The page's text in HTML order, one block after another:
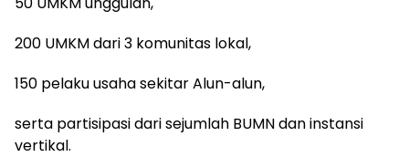
200 UMKM dari 3 komunitas lokal,
150 pelaku usaha sekitar Alun-alun,
serta partisipasi dari sejumlah BUMN dan instansi
vertikal.